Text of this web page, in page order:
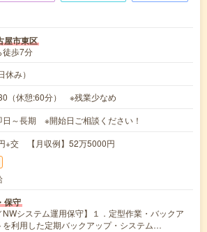
屋市東区
徒歩7分
休み）
（休憩:60分） ※残業少なめ
日～長期 ※開始日ご相談ください！
+交 【月収例】52万5000円
保守
NWシステム運用保守】１．定型作業・バックア
を利用した定期バックアップ・システム…